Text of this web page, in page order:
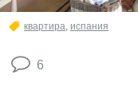
квартира, испания
6